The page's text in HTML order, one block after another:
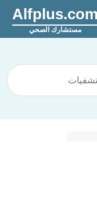
Alfplus.com
مستشارك الصحي